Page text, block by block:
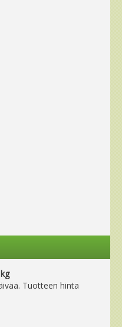
Tuotteen hinta